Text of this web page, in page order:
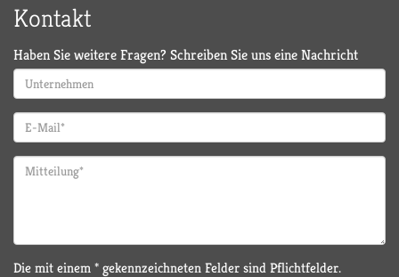
Kontakt
Haben Sie weitere Fragen? Schreiben Sie uns eine Nachricht
Die mit einem * gekennzeichneten Felder sind Pflichtfelder.